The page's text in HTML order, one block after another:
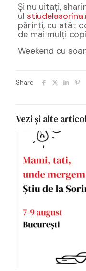
Și nu uitați,
ul
părinți, cu atât
de mai mulți
Weekend cu
Share
Vezi și alte